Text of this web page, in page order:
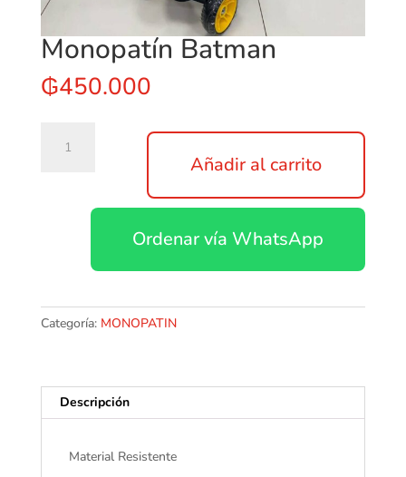
Monopatín Batman
₲450.000
Batman
Añadir al carrito
Ordenar vía WhatsApp
Categoría: MONOPATIN
Descripción
Material Resistente